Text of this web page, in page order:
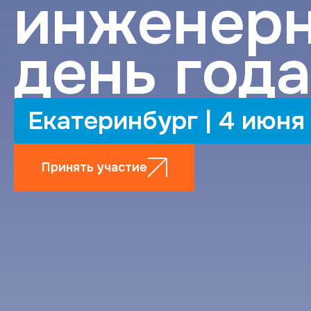
день года
Екатеринбург | 4 июня
Принять участие